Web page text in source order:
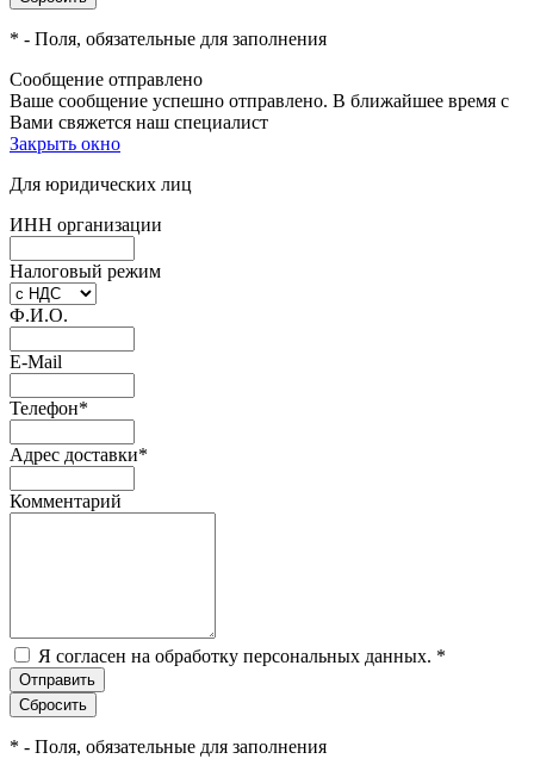
* - Поля, обязательные для заполнения
Сообщение отправлено
Ваше сообщение успешно отправлено. В ближайшее время с
Вами свяжется наш специалист
Закрыть окно
Для юридических лиц
ИНН организации
Налоговый режим
Ф.И.О.
E-Mail
Телефон*
Адрес доставки*
Комментарий
Я согласен на обработку персональных данных. *
* - Поля, обязательные для заполнения